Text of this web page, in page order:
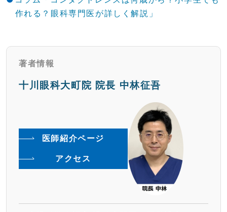
作れる？眼科専門医が詳しく解説」
著者情報
十川眼科大町院 院長 中林征吾
医師紹介ページ
アクセス